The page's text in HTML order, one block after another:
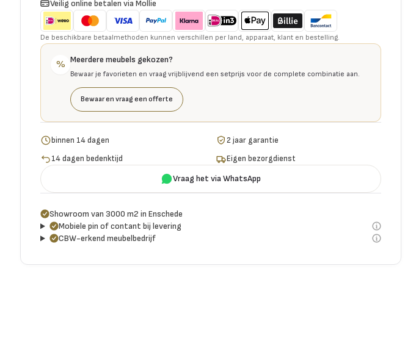
Veilig online betalen via Mollie
De beschikbare betaalmethoden kunnen verschillen per land, apparaat, klant en bestelling.
% Meerdere meubels gekozen?
Bewaar je favorieten en vraag vrijblijvend een setprijs voor de complete combinatie aan.
Bewaar en vraag een offerte
binnen 14 dagen
2 jaar garantie
14 dagen bedenktijd
Eigen bezorgdienst
Vraag het via WhatsApp
Showroom van 3000 m2 in Enschede
Mobiele pin of contant bij levering
CBW-erkend meubelbedrijf